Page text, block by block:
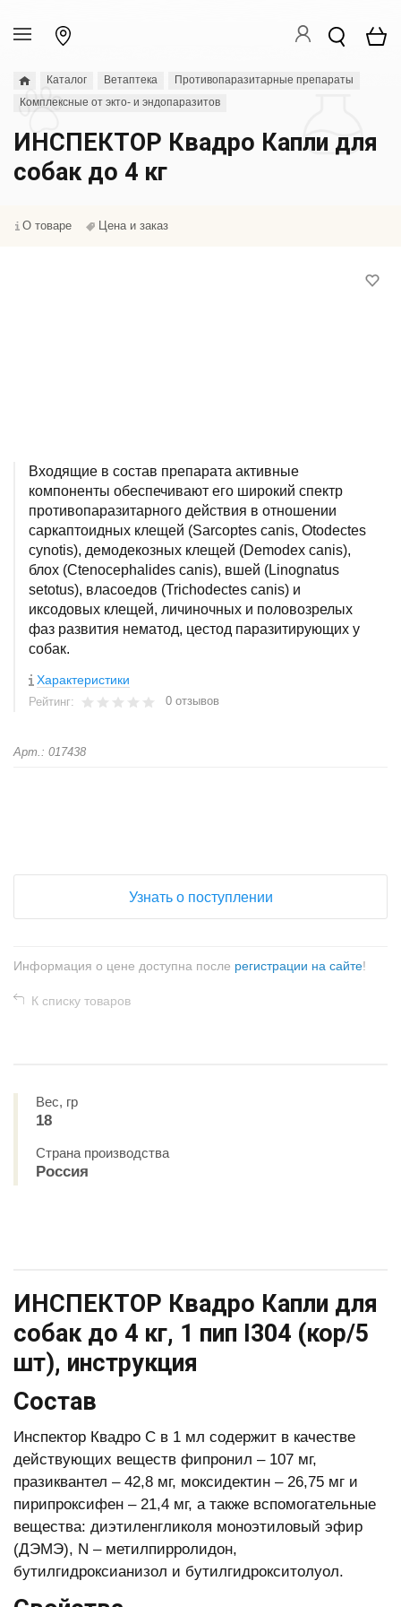
Каталог Ветаптека
Противопаразитарные препараты
Комплексные от экто- и эндопаразитов
ИНСПЕКТОР Квадро Капли для
собак до 4 кг
О товаре Цена и заказ
Входящие в состав препарата активные
компоненты обеспечивают его широкий спектр
противопаразитарного действия в отношении
саркаптоидных клещей (Sarcoptes canis, Otodectes
cynotis), демодекозных клещей (Demodex canis),
блох (Ctenocephalides canis), вшей (Linognatus
setotus), власоедов (Trichodectes canis) и
иксодовых клещей, личиночных и половозрелых
фаз развития нематод, цестод паразитирующих у
собак.
Характеристики
Рейтинг: 0 отзывов
Арт.: 017438
Узнать о поступлении
Информация о цене доступна после регистрации на сайте!
К списку товаров
Вес, гр
18
Страна производства
Россия
ИНСПЕКТОР Квадро Капли для
собак до 4 кг, 1 пип I304 (кор/5
шт), инструкция
Состав
Инспектор Квадро С в 1 мл содержит в качестве
действующих веществ фипронил – 107 мг,
празиквантел – 42,8 мг, моксидектин – 26,75 мг и
пирипроксифен – 21,4 мг, а также вспомогательные
вещества: диэтиленгликоля моноэтиловый эфир
(ДЭМЭ), N – метилпирролидон,
бутилгидроксианизол и бутилгидрокситолуол.